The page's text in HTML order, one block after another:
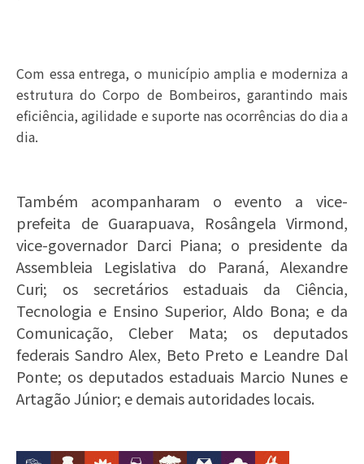
Com essa entrega, o município amplia e moderniza a
estrutura do Corpo de Bombeiros, garantindo mais
eficiência, agilidade e suporte nas ocorrências do dia a
dia.
Também acompanharam o evento a vice-
prefeita de Guarapuava, Rosângela Virmond,
vice-governador Darci Piana; o presidente da
Assembleia Legislativa do Paraná, Alexandre
Curi; os secretários estaduais da Ciência,
Tecnologia e Ensino Superior, Aldo Bona; e da
Comunicação, Cleber Mata; os deputados
federais Sandro Alex, Beto Preto e Leandre Dal
Ponte; os deputados estaduais Marcio Nunes e
Artagão Júnior; e demais autoridades locais.